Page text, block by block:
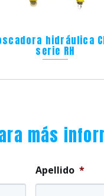
hidráulica
serie RH
más
Apellido *